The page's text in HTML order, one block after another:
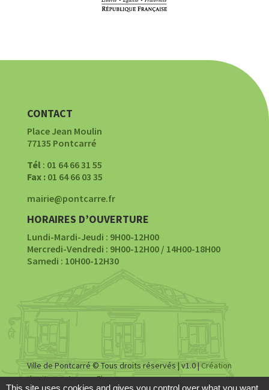
CONTACT
Place Jean Moulin
77135 Pontcarré
Tél: 01 64 66 31 55
Fax :01 64 66 03 35
mairie@pontcarre.fr
HORAIRES D’OUVERTURE
Lundi-Mardi-Jeudi : 9H00-12H00
Mercredi-Vendredi : 9H00-12H00 / 14H00-18H00
Samedi : 10H00-12H30
Ville de Pontcarré © Tous droits réservés | v1.0 | Création
du site par Agence Fluence
This site uses cookies and gives you control over what you want